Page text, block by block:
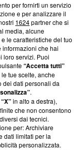
su Blasting
ci impegniamo a
aderenza a
News non è
di farne
una verifica di
per fornirti un servizio
e per analizzare il
1624partner che si
media, alcune
le caratteristiche del tuo
che hai
loro servizi. Puoi
“Accetta tutti”
tue scelte, anche
dei dati personali da
.
“X”in alto a destra),
che non consentono
dai tecnici.
per: Archiviare
dati limitati per la
personalizzata.